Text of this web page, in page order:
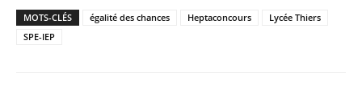
MOTS-CLÉS égalité des chances Heptaconcours
Lycée Thiers
SPE-IEP